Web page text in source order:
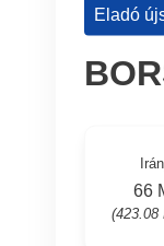
Eladó
66
(423.08